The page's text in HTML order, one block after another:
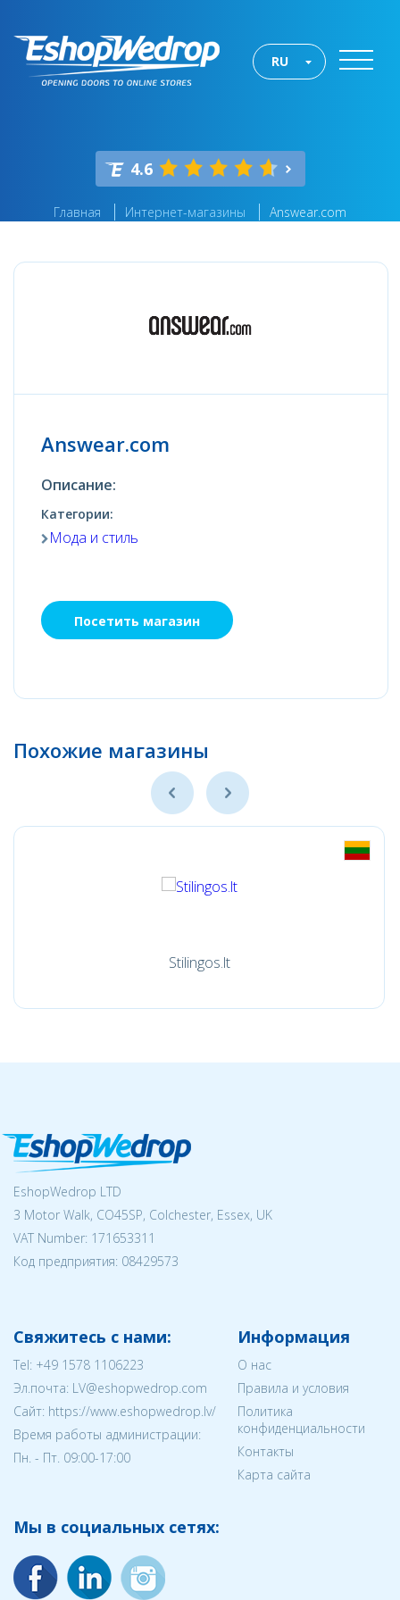
RU
4.6
Главная Интернет-магазины Answear.com
Answear.com
Описание:
Категории:
Мода и стиль
Посетить магазин
Похожие магазины
Stilingos.lt
EshopWedrop LTD
3 Motor Walk, CO45SP, Colchester, Essex, UK
VAT Number: 171653311
Код предприятия: 08429573
Свяжитесь с нами:
Tel: +49 1578 1106223
Эл.почта: LV@eshopwedrop.com
Cайт: https://www.eshopwedrop.lv/
Время работы администрации:
Пн. - Пт. 09:00-17:00
Информация
О нас
Правила и условия
Политика
конфиденциальности
Контакты
Карта сайта
Мы в социальных сетях: